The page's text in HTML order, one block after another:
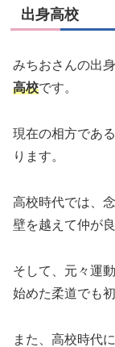
出身高校
みちおさんの出
高校です。
現在の相方であ
ります。
高校時代では、
壁を越えて仲が
そして、元々運
始めた柔道でも
また、高校時代